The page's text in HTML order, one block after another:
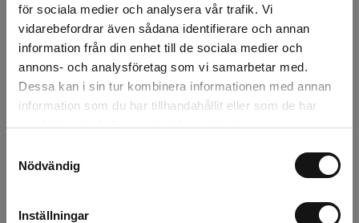
för sociala medier och analysera vår trafik. Vi
vidarebefordrar även sådana identifierare och annan
information från din enhet till de sociala medier och
annons- och analysföretag som vi samarbetar med.
Dessa kan i sin tur kombinera informationen med annan
information som du har tillhandahållit eller som de har
samlat in när du har använt deras tjänster.
Nödvändig
Inställningar
Beskrivning
Recensioner